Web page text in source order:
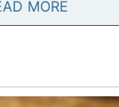
je – da li je to
MORE